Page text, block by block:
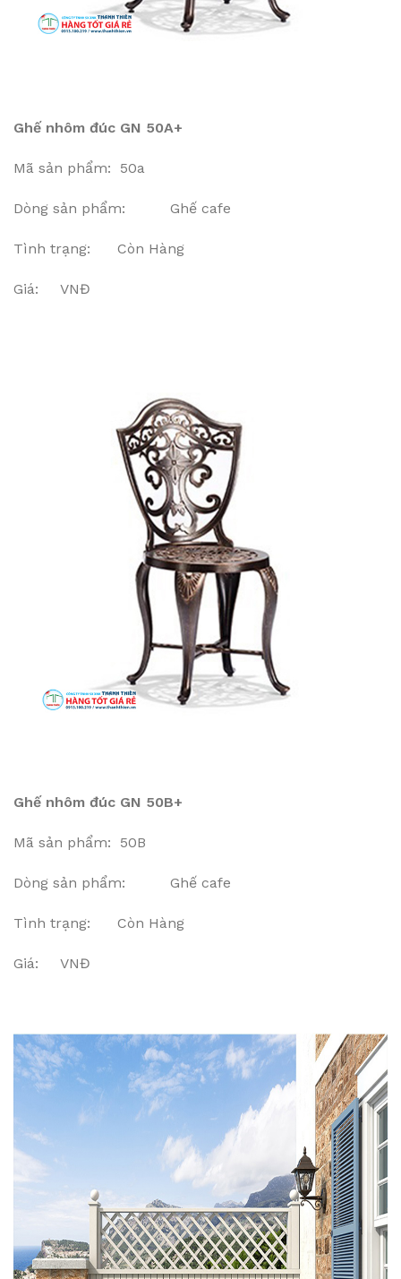
Ghế nhôm đúc GN 50A+
Mã sản phẩm: 50a
Dòng sản phẩm: Ghế cafe
Tình trạng: Còn Hàng
Giá: VNĐ
Ghế nhôm đúc GN 50B+
Mã sản phẩm: 50B
Dòng sản phẩm: Ghế cafe
Tình trạng: Còn Hàng
Giá: VNĐ